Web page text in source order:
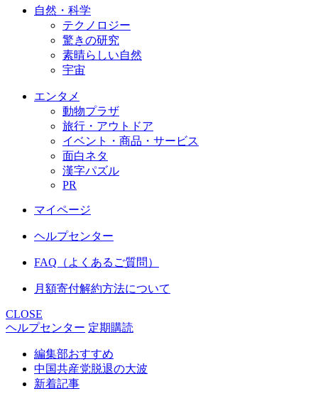
自然・科学
テクノロジー
驚きの研究
素晴らしい自然
宇宙
エンタメ
動物プラザ
旅行・アウトドア
イベント・商品・サービス
面白ネタ
漢字パズル
PR
マイページ
ヘルプセンター
FAQ（よくあるご質問）
月額寄付解約方法について
CLOSE
ヘルプセンター 定期購読
編集部おすすめ
中国共産党脱退の大波
新着記事